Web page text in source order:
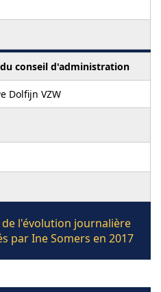
conseil d'administration
Dolfijn VZW
l'évolution journalière
par Ine Somers en 2017